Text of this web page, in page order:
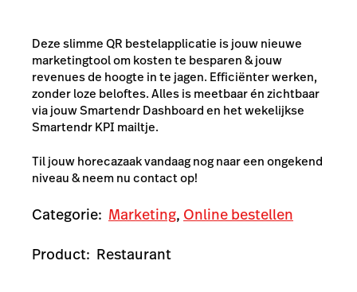
Deze slimme QR bestelapplicatie is jouw nieuwe
marketingtool om kosten te besparen & jouw
revenues de hoogte in te jagen. Efficiënter werken,
zonder loze beloftes. Alles is meetbaar én zichtbaar
via jouw Smartendr Dashboard en het wekelijkse
Smartendr KPI mailtje.
Til jouw horecazaak vandaag nog naar een ongekend
niveau & neem nu contact op!
Categorie: Marketing, Online bestellen
Product: Restaurant